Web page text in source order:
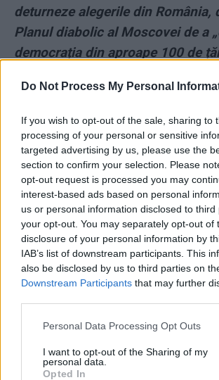
Do Not Process My Personal
If you wish to opt-out of the sale, sharing to
processing of your personal or sensitive
targeted advertising by us, please use the
section to confirm your selection. Please
opt-out request is processed you may
interest-based ads based on personal
us or personal information disclosed to
your opt-out. You may separately opt-out of
disclosure of your personal information by
IAB’s list of downstream participants. This
also be disclosed by us to third parties on
Downstream Participants that may further
Personal Data Processing Opt Outs
I want to opt-out of the Sharing of my
personal data.
Opted In
deturneze alegerile din România,
Planul diabolic al Moscovei de a
democrația din aproape 100 de
*Cântărețul-influencer Dorian
Cică mergea „la cumpărături”!
lunar e de peste 100.000 de euro,
sociale
*VIDEO. Povestea săptămânii în
european. Cea mai frumoasă
Claudio Ranieri a înviat!
- Advertisement -